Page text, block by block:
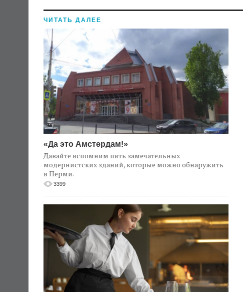
ЧИТАТЬ ДАЛЕЕ
«Да это Амстердам!»
Давайте вспомним пять замечательных
модернистских зданий, которые можно обнаружить
в Перми.
3399